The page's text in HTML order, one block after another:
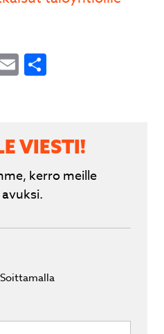
Email
VIESTI!
kerro meille
Soittamalla